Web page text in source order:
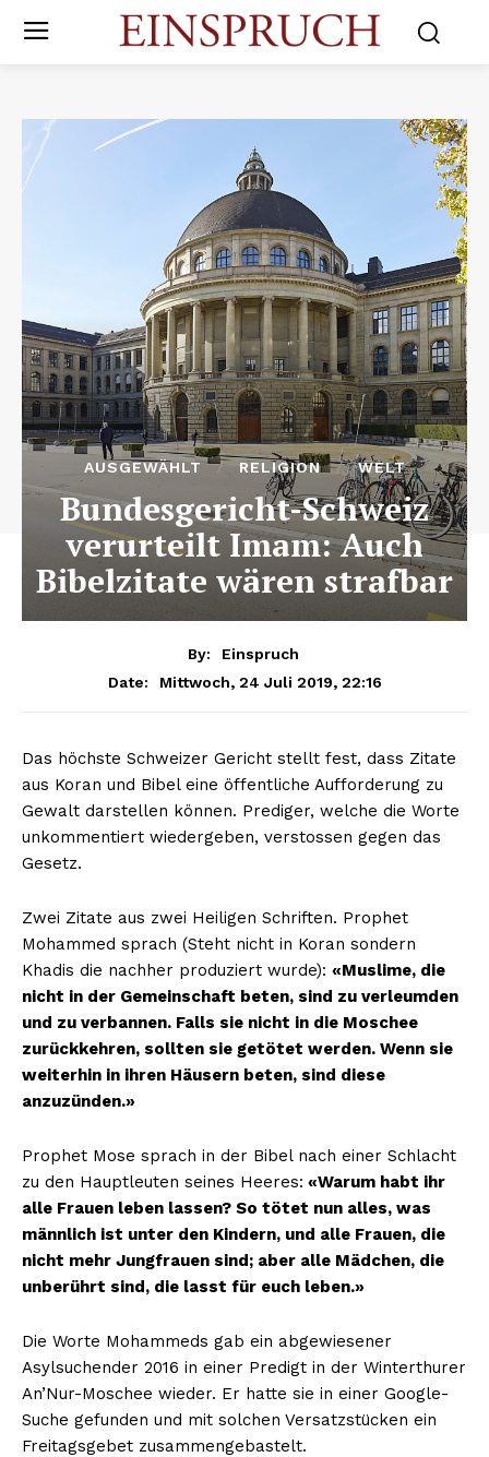
AUSGEWÄHLT RELIGION WELT
Bundesgericht-Schweiz
verurteilt Imam: Auch
Bibelzitate wären strafbar
By:
Einspruch
Date:
Mittwoch, 24 Juli 2019, 22:16
Das höchste Schweizer Gericht stellt fest, dass Zitate
aus Koran und Bibel eine öffentliche Aufforderung zu
Gewalt darstellen können. Prediger, welche die Worte
unkommentiert wiedergeben, verstossen gegen das
Gesetz.
Zwei Zitate aus zwei Heiligen Schriften. Prophet
Mohammed sprach (Steht nicht in Koran sondern
Khadis die nachher produziert wurde): «Muslime, die
nicht in der Gemeinschaft beten, sind zu verleumden
und zu verbannen. Falls sie nicht in die Moschee
zurückkehren, sollten sie getötet werden. Wenn sie
weiterhin in ihren Häusern beten, sind diese
anzuzünden.»
Prophet Mose sprach in der Bibel nach einer Schlacht
zu den Hauptleuten seines Heeres: «Warum habt ihr
alle Frauen leben lassen? So tötet nun alles, was
männlich ist unter den Kindern, und alle Frauen, die
nicht mehr Jungfrauen sind; aber alle Mädchen, die
unberührt sind, die lasst für euch leben.»
Die Worte Mohammeds gab ein abgewiesener
Asylsuchender 2016 in einer Predigt in der Winterthurer
An’Nur-Moschee wieder. Er hatte sie in einer Google-
Suche gefunden und mit solchen Versatzstücken ein
Freitagsgebet zusammengebastelt.